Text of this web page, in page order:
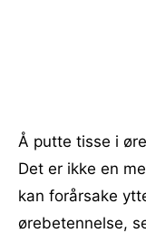
Å putte tisse i
Det er ikke en
kan forårsake
ørebetennelse,